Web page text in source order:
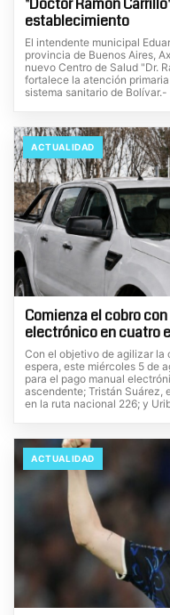
establecimiento
El intendente municipal
provincia de Buenos Aires,
nuevo Centro de Salud "Dr.
fortalece la atención
sistema sanitario de Bolívar.-
ACTUALIDAD
Comienza el cobro
electrónico en cuatro
Con el objetivo de agilizar la
espera, este miércoles 5 de
para el pago manual
ascendente; Tristán Suárez,
en la ruta nacional 226; y
ACTUALIDAD